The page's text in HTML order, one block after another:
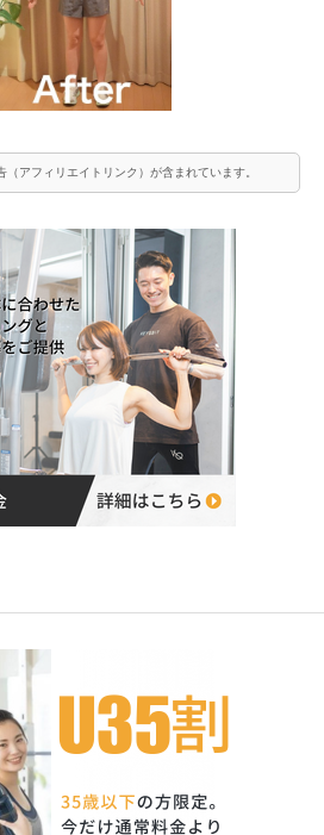
（アフィリエイトリンク）が含まれています。